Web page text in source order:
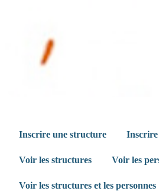
Inscrire une structure Inscrire
Voir les structures Voir les
Voir les structures et les personnes